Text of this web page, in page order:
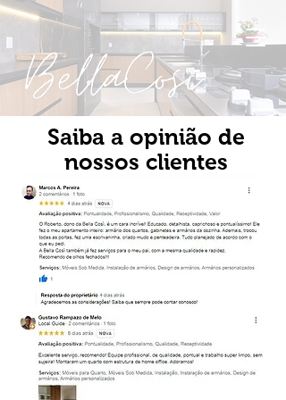
Saiba a opinião de
nossos clientes